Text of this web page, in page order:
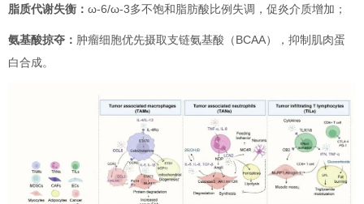
脂质代谢失衡： ω-6/ω-3多不饱和脂肪酸比例失调，促炎介质增加；
氨基酸掠夺： 肿瘤细胞优先摄取支链氨基酸（BCAA），抑制肌肉蛋
白合成。